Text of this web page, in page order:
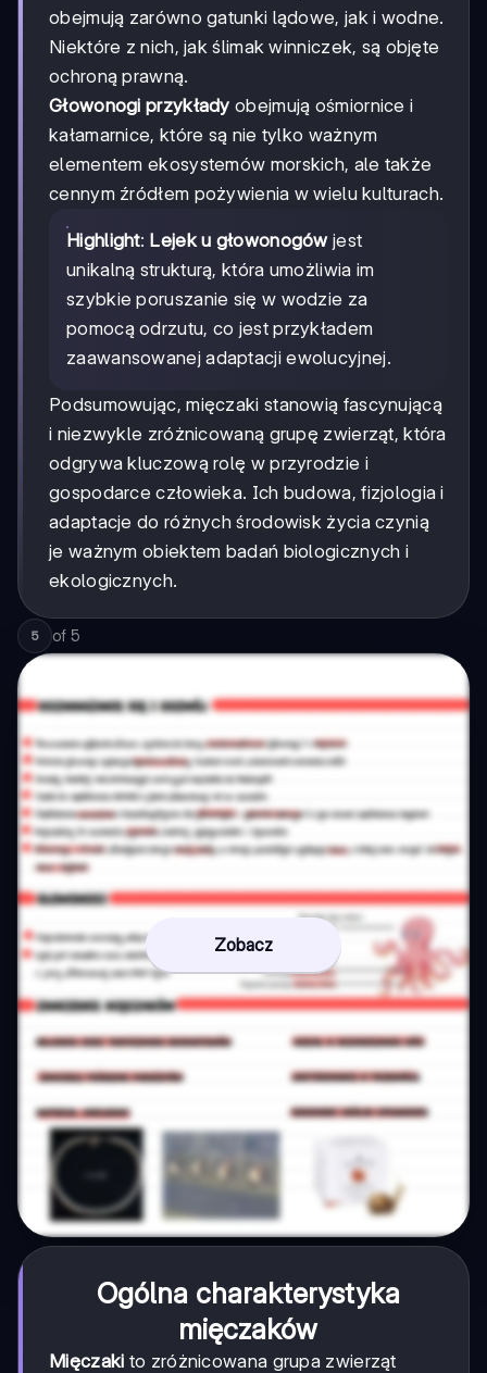
obejmują zarówno gatunki lądowe, jak i wodne.
Niektóre z nich, jak ślimak winniczek, są objęte
ochroną prawną.
Głowonogi przykłady obejmują ośmiornice i
kałamarnice, które są nie tylko ważnym
elementem ekosystemów morskich, ale także
cennym źródłem pożywienia w wielu kulturach.
Highlight: Lejek u głowonogówjest
unikalną strukturą, która umożliwia im
szybkie poruszanie się w wodzie za
pomocą odrzutu, co jest przykładem
zaawansowanej adaptacji ewolucyjnej.
Podsumowując, mięczaki stanowią fascynującą
i niezwykle zróżnicowaną grupę zwierząt, która
odgrywa kluczową rolę w przyrodzie i
gospodarce człowieka. Ich budowa, fizjologia i
adaptacje do różnych środowisk życia czynią
je ważnym obiektem badań biologicznych i
ekologicznych.
5 of 5
Zobacz
Ogólna charakterystyka
mięczaków
Mięczaki to zróżnicowana grupa zwierząt